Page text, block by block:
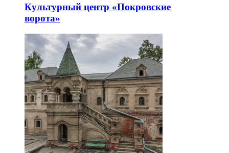
Культурный центр «Покровские
ворота»